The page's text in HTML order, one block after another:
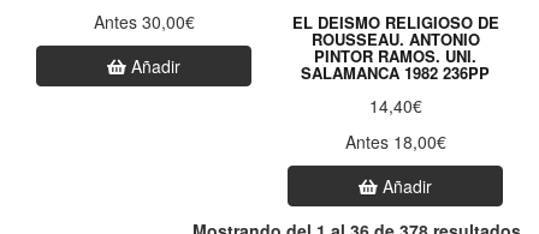
Antes 30,00€
Añadir
EL DEISMO RELIGIOSO DE
ROUSSEAU. ANTONIO
PINTOR RAMOS. UNI.
SALAMANCA 1982 236PP
14,40€
Antes 18,00€
Añadir